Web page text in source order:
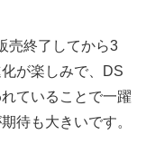
売終了してから3
が楽しみで、DS
ていることで一躍
待も大きいです。